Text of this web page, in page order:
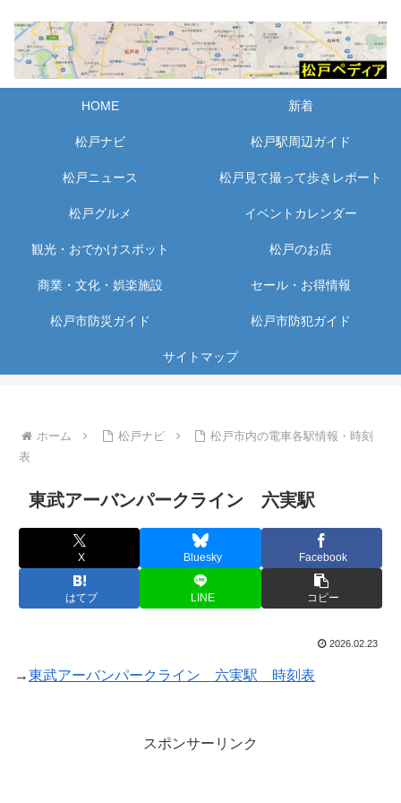
HOME 新着
松戸ナビ 松戸駅周辺ガイド
松戸ニュース 松戸見て撮って歩きレポート
松戸グルメ イベントカレンダー
観光・おでかけスポット 松戸のお店
商業・文化・娯楽施設 セール・お得情報
松戸市防災ガイド 松戸市防犯ガイド
サイトマップ
ホーム 松戸ナビ
松戸市内の電車各駅情報・時刻
表
東武アーバンパークライン 六実駅
X Bluesky Facebook
はてブ LINE コピー
2026.02.23
→東武アーバンパークライン 六実駅 時刻表
スポンサーリンク